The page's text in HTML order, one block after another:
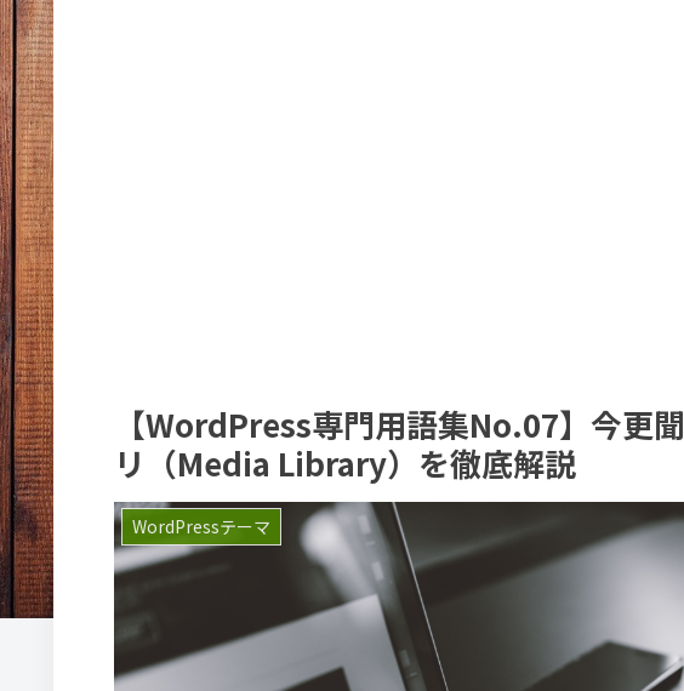
【WordPress専門用語集No.07】今更
リ（Media Library）を徹底解説
WordPressテーマ